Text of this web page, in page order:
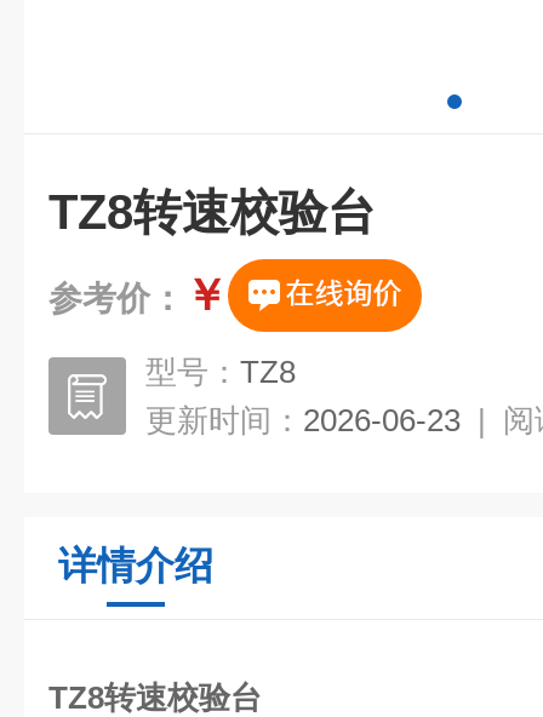
TZ8转速校验台
参考价： ￥
型号： TZ8
更新时间： 2026-06-23 | 阅
详情介绍
TZ8转速校验台